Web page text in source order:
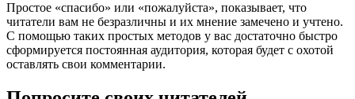
Простое «спасибо» или «пожалуйста», показывает, что
читатели вам не безразличны и их мнение замечено и учтено.
С помощью таких простых методов у вас достаточно быстро
сформируется постоянная аудитория, которая будет с охотой
оставлять свои комментарии.